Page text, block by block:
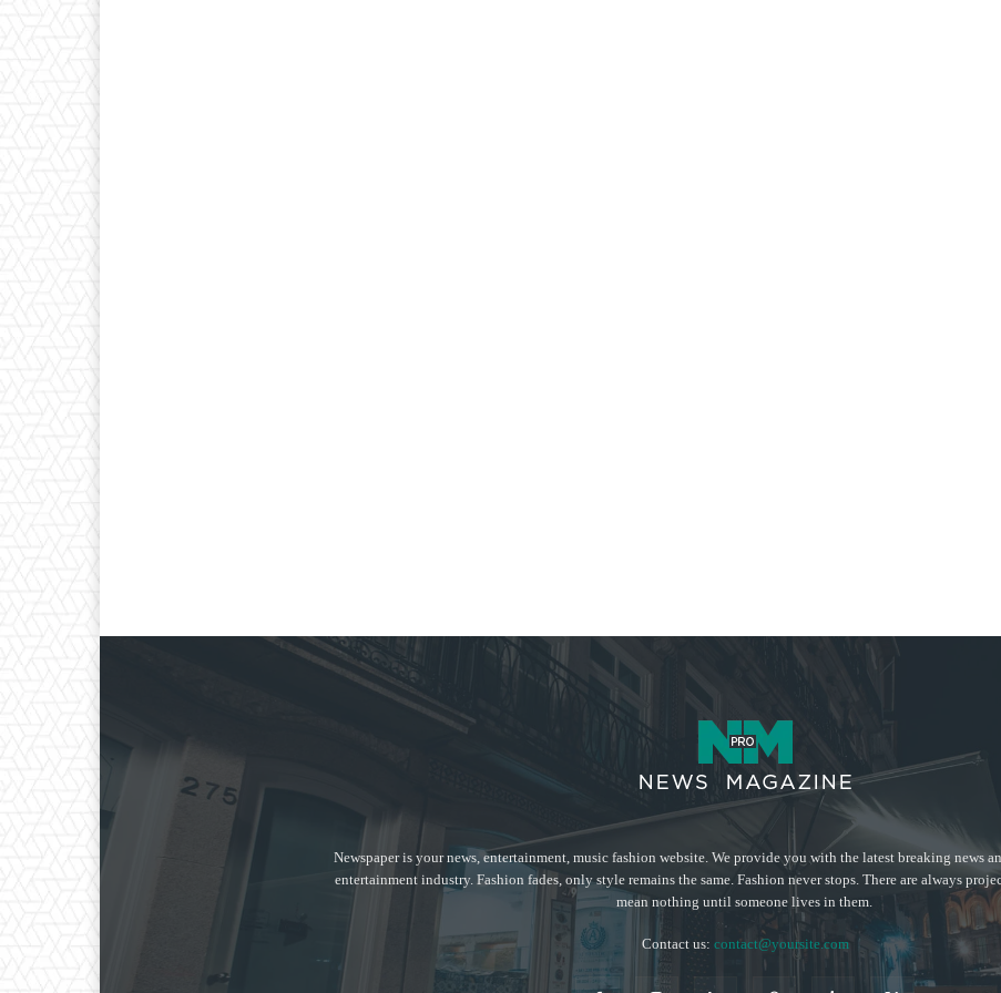
Newspaper is your news, entertainment, music fashion website. We provide you with the latest breaking news
entertainment industry. Fashion fades, only style remains the same. Fashion never stops. There are always
mean nothing until someone lives in them.
Contact us: contact@yoursite.com